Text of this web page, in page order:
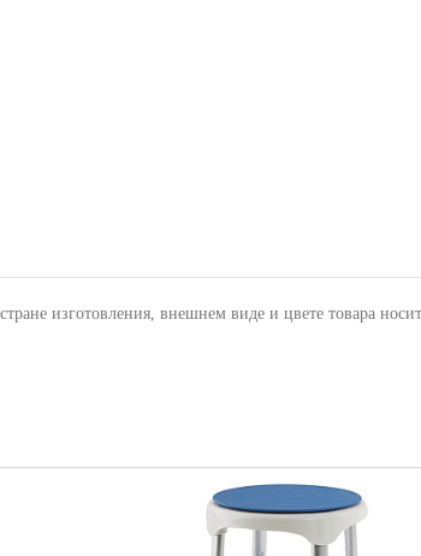
изготовления, внешнем виде и цвете товара